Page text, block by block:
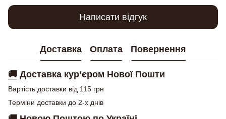
Написати відгук
Доставка Оплата Повернення
🚚 Доставка кур’єром Нової Пошти
Вартість доставки від 115 грн
Терміни доставки до 2-х днів